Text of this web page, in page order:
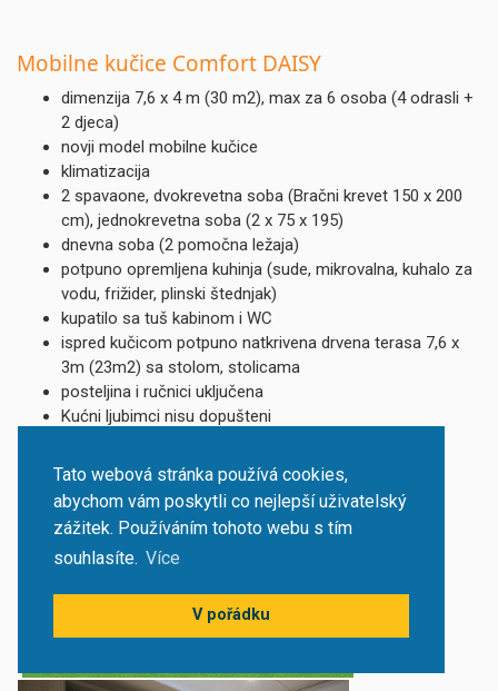
Tato webová stránka používá cookies,
abychom vám poskytli co nejlepší uživatelský
zážitek. Používáním tohoto webu s tím
souhlasíte. Více
V pořádku
Mobilne kučice Comfort DAISY
dimenzija 7,6 x 4 m (30 m2), max za 6 osoba (4 odrasli +
2 djeca)
novji model mobilne kučice
klimatizacija
2 spavaone, dvokrevetna soba (Bračni krevet 150 x 200
cm), jednokrevetna soba (2 x 75 x 195)
dnevna soba (2 pomočna ležaja)
potpuno opremljena kuhinja (sude, mikrovalna, kuhalo za
vodu, frižider, plinski štednjak)
kupatilo sa tuš kabinom i WC
ispred kučicom potpuno natkrivena drvena terasa 7,6 x
3m (23m2) sa stolom, stolicama
posteljina i ručnici uključena
Kućni ljubimci nisu dopušteni